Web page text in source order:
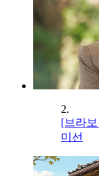
2.
[브라
미선